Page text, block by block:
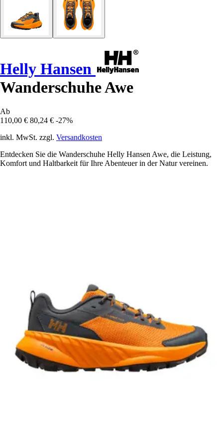
Helly Hansen
Wanderschuhe Awe
Ab
110,00 € 80,24 € -27%
inkl. MwSt. zzgl. Versandkosten
Entdecken Sie die Wanderschuhe Helly Hansen Awe, die Leistung,
Komfort und Haltbarkeit für Ihre Abenteuer in der Natur vereinen.